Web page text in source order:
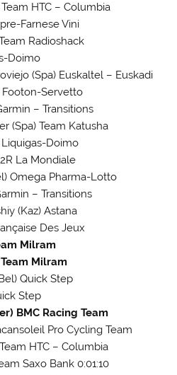
HTC – Columbia
Farnese Vini
Radioshack
Doimo
(Spa) Euskaltel – Euskadi
Footon-Servetto
– Transitions
(Spa) Team Katusha
Liquigas-Doimo
La Mondiale
Omega Pharma-Lotto
– Transitions
(Kaz) Astana
Des Jeux
Milram
Milram
Quick Step
Step
BMC Racing Team
Pro Cycling Team
HTC – Columbia
Saxo Bank 0:01:10